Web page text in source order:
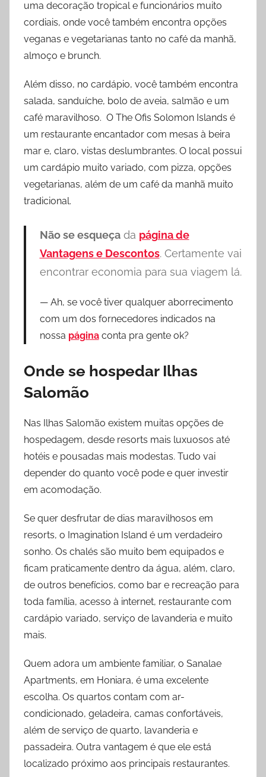
uma decoração tropical e funcionários muito
cordiais, onde você também encontra opções
veganas e vegetarianas tanto no café da manhã,
almoço e brunch.
Além disso, no cardápio, você também encontra
salada, sanduíche, bolo de aveia, salmão e um
café maravilhoso. O The Ofis Solomon Islands é
um restaurante encantador com mesas à beira
mar e, claro, vistas deslumbrantes. O local possui
um cardápio muito variado, com pizza, opções
vegetarianas, além de um café da manhã muito
tradicional.
Não se esqueçada página de
Vantagens e Descontos. Certamente vai
encontrar economia para sua viagem lá.
Ah, se você tiver qualquer aborrecimento
com um dos fornecedores indicados na
nossa páginaconta pra gente ok?
Onde se hospedar Ilhas
Salomão
Nas Ilhas Salomão existem muitas opções de
hospedagem, desde resorts mais luxuosos até
hotéis e pousadas mais modestas. Tudo vai
depender do quanto você pode e quer investir
em acomodação.
Se quer desfrutar de dias maravilhosos em
resorts, o Imagination Island é um verdadeiro
sonho. Os chalés são muito bem equipados e
ficam praticamente dentro da água, além, claro,
de outros benefícios, como bar e recreação para
toda família, acesso à internet, restaurante com
cardápio variado, serviço de lavanderia e muito
mais.
Quem adora um ambiente familiar, o Sanalae
Apartments, em Honiara, é uma excelente
escolha. Os quartos contam com ar-
condicionado, geladeira, camas confortáveis,
além de serviço de quarto, lavanderia e
passadeira. Outra vantagem é que ele está
localizado próximo aos principais restaurantes.